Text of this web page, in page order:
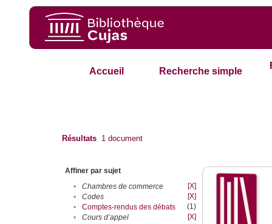
Accueil Recherche simple
Résultats 1 document
Affiner par sujet
•
Chambres de commerce
[X]
•
Codes
[X]
•
Comptes-rendus des débats
(1)
•
Cours d’appel
[X]